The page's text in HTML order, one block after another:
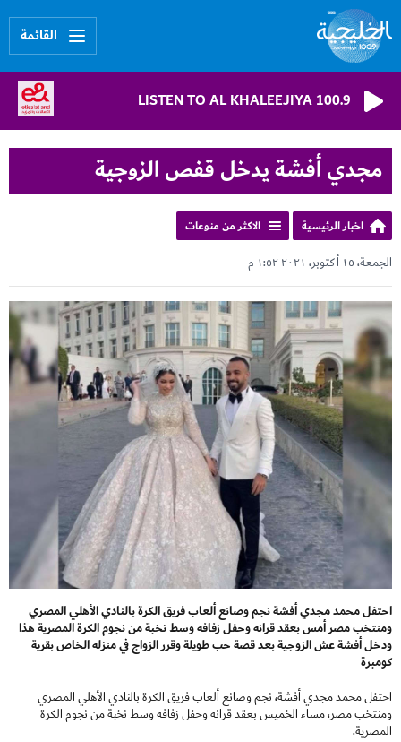
القائمة
LISTEN TO AL KHALEEJIYA 100.9
مجدي أفشة يدخل قفص الزوجية
اخبار الرئيسية
الاكثر من منوعات
الجمعة، ١٥ أكتوبر، ٢٠٢١ ١:٥٢ م
احتفل محمد مجدي أفشة نجم وصانع ألعاب فريق الكرة بالنادي الأهلي المصري
ومنتخب مصر أمس بعقد قرانه وحفل زفافه وسط نخبة من نجوم الكرة المصرية هذا
ودخل أفشة عش الزوجية بعد قصة حب طويلة وقرر الزواج في منزله الخاص بقرية
كومبرة
احتفل محمد مجدي أفشة، نجم وصانع ألعاب فريق الكرة بالنادي الأهلي المصري
ومنتخب مصر، مساء الخميس بعقد قرانه وحفل زفافه وسط نخبة من نجوم الكرة
المصرية.